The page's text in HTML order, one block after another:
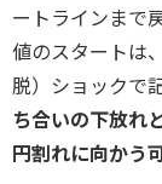
ートラインまで
値のスタートは
脱）ショックで
ち合いの下放れ
円割れに向かう